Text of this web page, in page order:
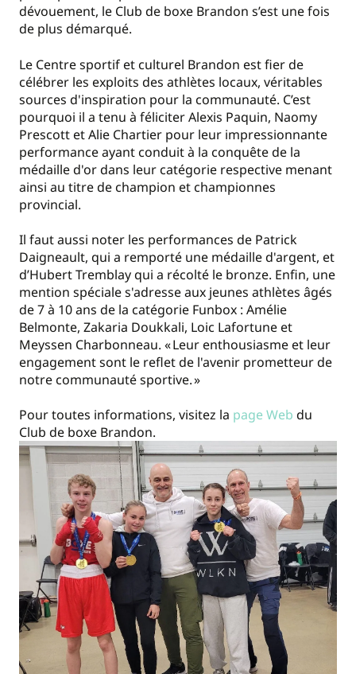
dévouement, le Club de boxe Brandon s’est une fois
de plus démarqué.
Le Centre sportif et culturel Brandon est fier de
célébrer les exploits des athlètes locaux, véritables
sources d'inspiration pour la communauté. C’est
pourquoi il a tenu à féliciter Alexis Paquin, Naomy
Prescott et Alie Chartier pour leur impressionnante
performance ayant conduit à la conquête de la
médaille d'or dans leur catégorie respective menant
ainsi au titre de champion et championnes
provincial.
Il faut aussi noter les performances de Patrick
Daigneault, qui a remporté une médaille d'argent, et
d’Hubert Tremblay qui a récolté le bronze. Enfin, une
mention spéciale s'adresse aux jeunes athlètes âgés
de 7 à 10 ans de la catégorie Funbox : Amélie
Belmonte, Zakaria Doukkali, Loic Lafortune et
Meyssen Charbonneau. « Leur enthousiasme et leur
engagement sont le reflet de l'avenir prometteur de
notre communauté sportive. »
Pour toutes informations, visitez la page Web du
Club de boxe Brandon.